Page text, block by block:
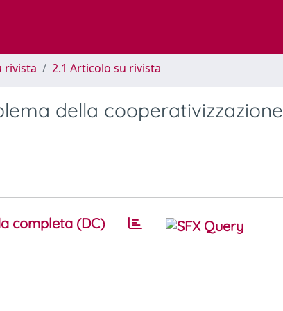
rivista 2.1 Articolo su rivista
della cooperativizzazione
completa (DC)